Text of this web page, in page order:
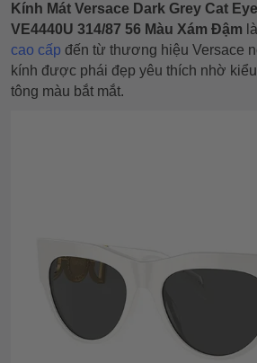
Kính Mát Versace Dark Grey Cat
VE4440U 314/87 56 Màu Xám Đậm
cao cấp đến từ thương hiệu Versace
kính được phái đẹp yêu thích nhờ
tông màu bắt mắt.